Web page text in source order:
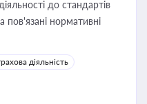
до стандартів
пов'язані нормативні
діяльність